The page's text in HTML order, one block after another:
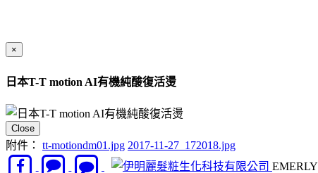
×
日本T-T motion AI有機純酸復活燙
Close
附件： tt-motiondm01.jpg 2017-11-27_172018.jpg